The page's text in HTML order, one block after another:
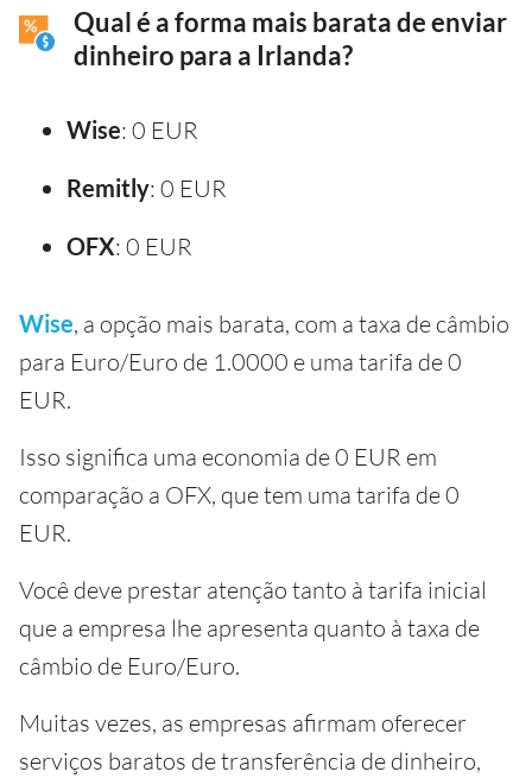
Qual é a forma mais barata de enviar
dinheiro para a Irlanda?
Wise: 0 EUR
Remitly: 0 EUR
OFX: 0 EUR
Wise, a opção mais barata, com a taxa de câmbio
para Euro/Euro de 1.0000 e uma tarifa de 0
EUR.
Isso significa uma economia de 0 EUR em
comparação a OFX, que tem uma tarifa de 0
EUR.
Você deve prestar atenção tanto à tarifa inicial
que a empresa lhe apresenta quanto à taxa de
câmbio de Euro/Euro.
Muitas vezes, as empresas afirmam oferecer
serviços baratos de transferência de dinheiro,